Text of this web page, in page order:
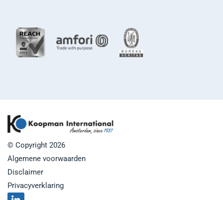
© Copyright 2026
Algemene voorwaarden
Disclaimer
Privacyverklaring